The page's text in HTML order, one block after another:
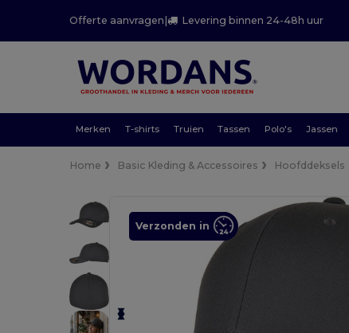
Offerte aanvragen | Levering binnen 24-48h uur
Merken T-shirts Truien Tassen Polo's Jassen
Home Basic Kleding & Accessoires Hoofddeksels
Verzonden in